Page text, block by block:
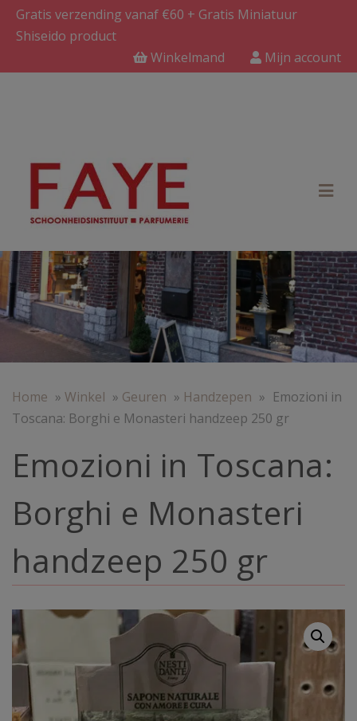
Gratis verzending vanaf €60 + Gratis Miniatuur
Shiseido product
Mijn account
Winkelmand
Home » Winkel » Geuren » Handzepen » Emozioni in
Toscana: Borghi e Monasteri handzeep 250 gr
Emozioni in Toscana:
Borghi e Monasteri
handzeep 250 gr